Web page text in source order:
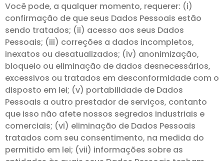
Você pode, a qualquer momento, requerer: (i)
confirmação de que seus Dados Pessoais estão
sendo tratados; (ii) acesso aos seus Dados
Pessoais; (iii) correções a dados incompletos,
inexatos ou desatualizados; (iv) anonimização,
bloqueio ou eliminação de dados desnecessários,
excessivos ou tratados em desconformidade com o
disposto em lei; (v) portabilidade de Dados
Pessoais a outro prestador de serviços, contanto
que isso não afete nossos segredos industriais e
comerciais; (vi) eliminação de Dados Pessoais
tratados com seu consentimento, na medida do
permitido em lei; (vii) informações sobre as